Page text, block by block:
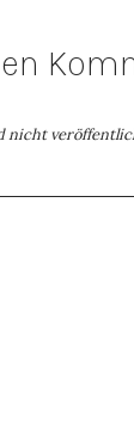
nicht